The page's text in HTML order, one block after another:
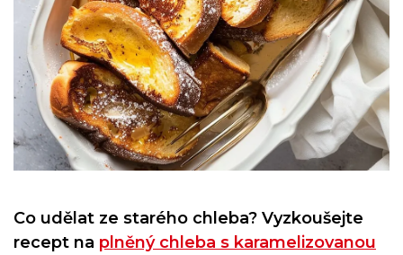
Co udělat ze starého chleba? Vyzkoušejte
recept na plněný chleba s karamelizovanou